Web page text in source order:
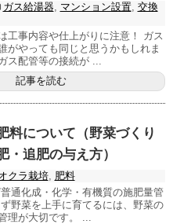
ガス給湯器, マンション設置, 交換
工事内容や仕上がりに注意！ ガス
がやっても同じと思うかもしれま
ス配管等の接続が ...
記事を読む
料について（野菜づくり
・追肥の与え方）
クラ栽培, 肥料
通化成・化学・有機質の施肥量管
野菜を上手に育てるには、野菜の
理が大切です。 ...